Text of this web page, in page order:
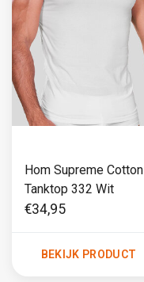
Hom Supreme Cotton
Tanktop 332 Wit
€34,95
BEKIJK PRODUCT